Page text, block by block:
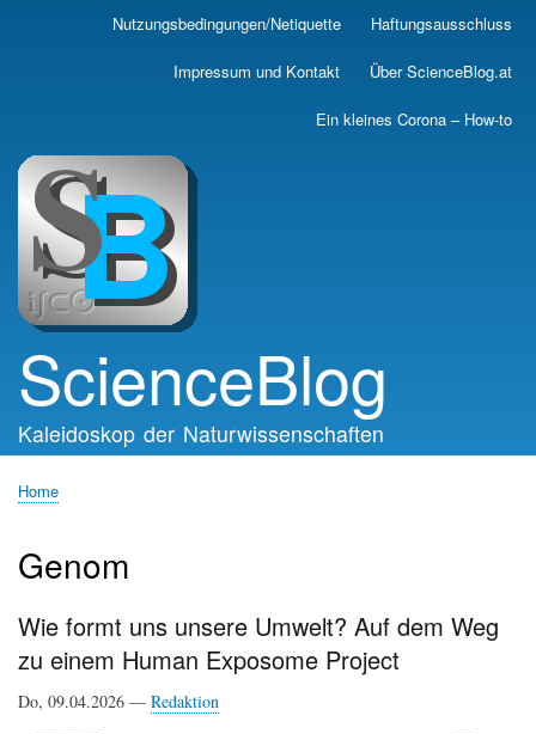
Skip
main
Nutzungsbedingungen/Netiquette Haftungsausschluss
Impressum und Kontakt Über ScienceBlog.at
Ein kleines Corona – How-to
ScienceBlog
Kaleidoskop der Naturwissenschaften
Home
Genom
Wie formt uns unsere Umwelt? Auf dem Weg
zu einem Human Exposome Project
Do, 09.04.2026 — Redaktion